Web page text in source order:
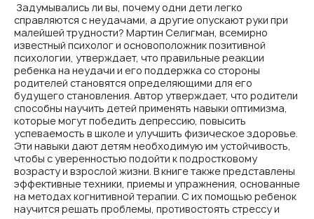
Задумывались ли вы, почему одни дети легко
справляются с неудачами, а другие опускают руки при
малейшей трудности? Мартин Селигман, всемирно
известный психолог и основоположник позитивной
психологии, утверждает, что правильные реакции
ребенка на неудачи и его поддержка со стороны
родителей становятся определяющими для его
будущего становления. Автор утверждает, что родители
способны научить детей применять навыки оптимизма,
которые могут победить депрессию, повысить
успеваемость в школе и улучшить физическое здоровье.
Эти навыки дают детям необходимую им устойчивость,
чтобы с уверенностью подойти к подростковому
возрасту и взрослой жизни. В книге также представлены
эффективные техники, приемы и упражнения, основанные
на методах когнитивной терапии. С их помощью ребенок
научится решать проблемы, противостоять стрессу и